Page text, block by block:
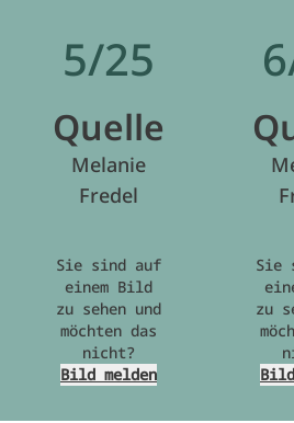
5/25
Quelle
Melanie
Fredel
Sie sind auf
einem Bild
zu sehen und
möchten das
nicht?
Bild melden
Sie
zu